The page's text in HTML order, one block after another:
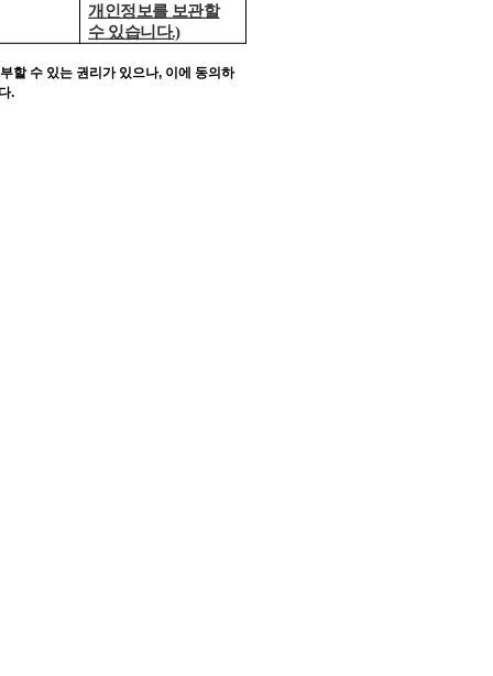
개인정보를 보관할
수 있습니다.)
할 수 있는 권리가 있으나, 이에 동의하
.